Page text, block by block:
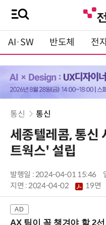
AI·SW 반도체 전
통신 통신
세종텔레콤, 통신
트웍스' 설립
발행일 : 2024-04-01 15:46
지면 :2024-04-02 19면
AX 팀이 꼭 챙겨야 할 2선 : AI 핀옵스